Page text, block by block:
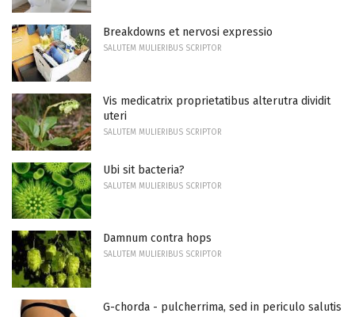
Breakdowns et nervosi expressio
SALUTEM MULIERIBUS SCRIPTOR
Vis medicatrix proprietatibus alterutra dividit
uteri
SALUTEM MULIERIBUS SCRIPTOR
Ubi sit bacteria?
SALUTEM MULIERIBUS SCRIPTOR
Damnum contra hops
SALUTEM MULIERIBUS SCRIPTOR
G-chorda - pulcherrima, sed in periculo salutis